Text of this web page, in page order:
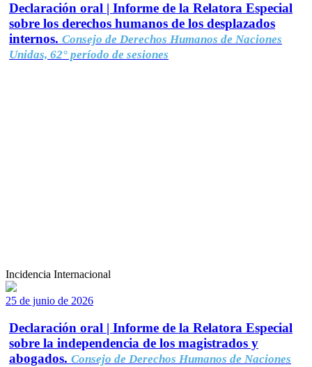
Declaración oral | Informe de la Relatora Especial
sobre los derechos humanos de los desplazados
internos. Consejo de Derechos Humanos de Naciones
Unidas, 62° período de sesiones
Incidencia Internacional
25 de junio de 2026
Declaración oral | Informe de la Relatora Especial
sobre la independencia de los magistrados y
abogados. Consejo de Derechos Humanos de Naciones